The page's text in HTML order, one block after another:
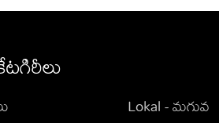
Lokal - మగువ